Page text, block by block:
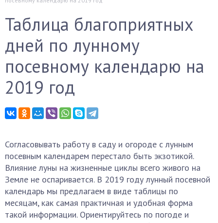
Таблица благоприятных
дней по лунному
посевному календарю на
2019 год
Согласовывать работу в саду и огороде с лунным
посевным календарем перестало быть экзотикой.
Влияние луны на жизненные циклы всего живого на
Земле не оспаривается. В 2019 году лунный посевной
календарь мы предлагаем в виде таблицы по
месяцам, как самая практичная и удобная форма
такой информации. Ориентируйтесь по погоде и